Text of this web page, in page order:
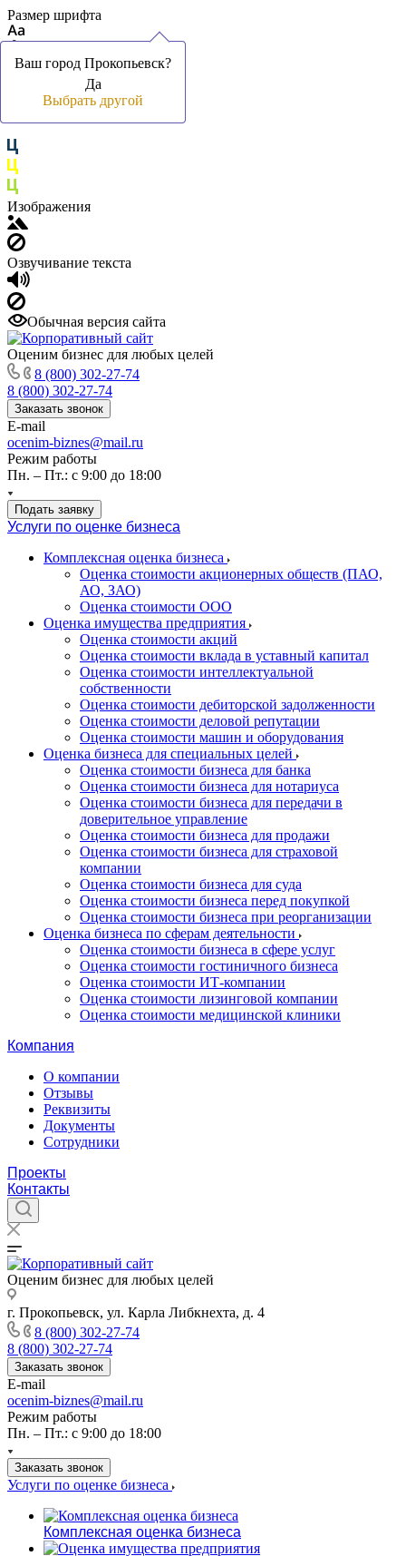
Размер шрифта
Цвет фона и шрифта
Изображения
Озвучивание текста
Обычная версия сайта
Оценим бизнес для любых целей
8 (800) 302-27-74
8 (800) 302-27-74
Заказать звонок
E-mail
ocenim-biznes@mail.ru
Режим работы
Пн. – Пт.: с 9:00 до 18:00
Подать заявку
Услуги по оценке бизнеса
Комплексная оценка бизнеса
Оценка стоимости акционерных обществ (ПАО,
АО, ЗАО)
Оценка стоимости ООО
Оценка имущества предприятия
Оценка стоимости акций
Оценка стоимости вклада в уставный капитал
Оценка стоимости интеллектуальной
собственности
Оценка стоимости дебиторской задолженности
Оценка стоимости деловой репутации
Оценка стоимости машин и оборудования
Оценка бизнеса для специальных целей
Оценка стоимости бизнеса для банка
Оценка стоимости бизнеса для нотариуса
Оценка стоимости бизнеса для передачи в
доверительное управление
Оценка стоимости бизнеса для продажи
Оценка стоимости бизнеса для страховой
компании
Оценка стоимости бизнеса для суда
Оценка стоимости бизнеса перед покупкой
Оценка стоимости бизнеса при реорганизации
Оценка бизнеса по сферам деятельности
Оценка стоимости бизнеса в сфере услуг
Оценка стоимости гостиничного бизнеса
Оценка стоимости ИТ-компании
Оценка стоимости лизинговой компании
Оценка стоимости медицинской клиники
Компания
О компании
Отзывы
Реквизиты
Документы
Сотрудники
Проекты
Контакты
Оценим бизнес для любых целей
г. Прокопьевск, ул. Карла Либкнехта, д. 4
Ваш город Прокопьевск?
Да
Выбрать другой
8 (800) 302-27-74
8 (800) 302-27-74
Заказать звонок
E-mail
ocenim-biznes@mail.ru
Режим работы
Пн. – Пт.: с 9:00 до 18:00
Заказать звонок
Услуги по оценке бизнеса
Комплексная оценка бизнеса
Ваш город Прокопьевск?
Да
Выбрать другой